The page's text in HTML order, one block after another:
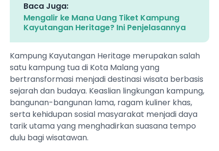
Baca Juga:
Mengalir ke Mana Uang Tiket Kampung
Kayutangan Heritage? Ini Penjelasannya
Kampung Kayutangan Heritage merupakan salah
satu kampung tua di Kota Malang yang
bertransformasi menjadi destinasi wisata berbasis
sejarah dan budaya. Keaslian lingkungan kampung,
bangunan-bangunan lama, ragam kuliner khas,
serta kehidupan sosial masyarakat menjadi daya
tarik utama yang menghadirkan suasana tempo
dulu bagi wisatawan.